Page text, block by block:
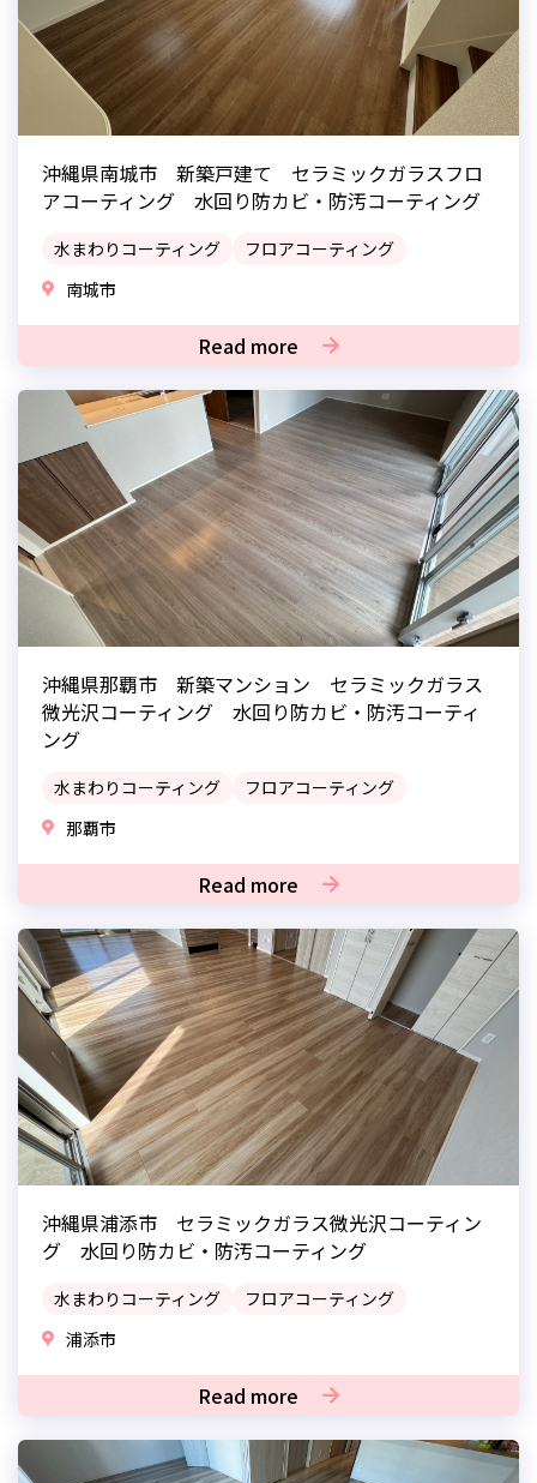
沖縄県南城市 新築戸建て セラミックガラスフロ
アコーティング 水回り防カビ・防汚コーティング
水まわりコーティング
フロアコーティング
南城市
Read more
沖縄県那覇市 新築マンション セラミックガラス
微光沢コーティング 水回り防カビ・防汚コーティ
ング
水まわりコーティング
フロアコーティング
那覇市
Read more
沖縄県浦添市 セラミックガラス微光沢コーティン
グ 水回り防カビ・防汚コーティング
水まわりコーティング
フロアコーティング
浦添市
Read more